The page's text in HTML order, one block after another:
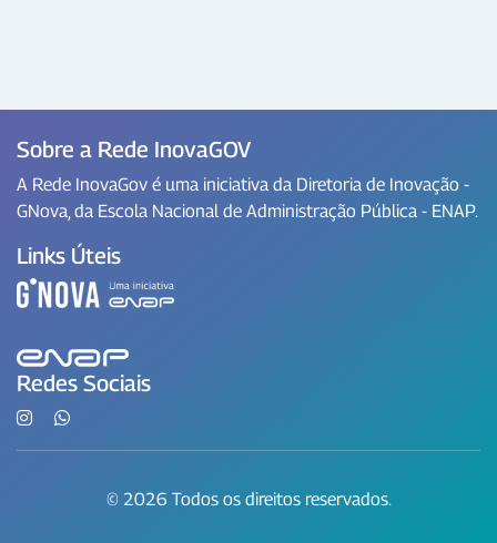
Sobre a Rede InovaGOV
A Rede InovaGov é uma iniciativa da Diretoria de Inovação -
GNova, da Escola Nacional de Administração Pública - ENAP.
Links Úteis
Redes Sociais
© 2026 Todos os direitos reservados.